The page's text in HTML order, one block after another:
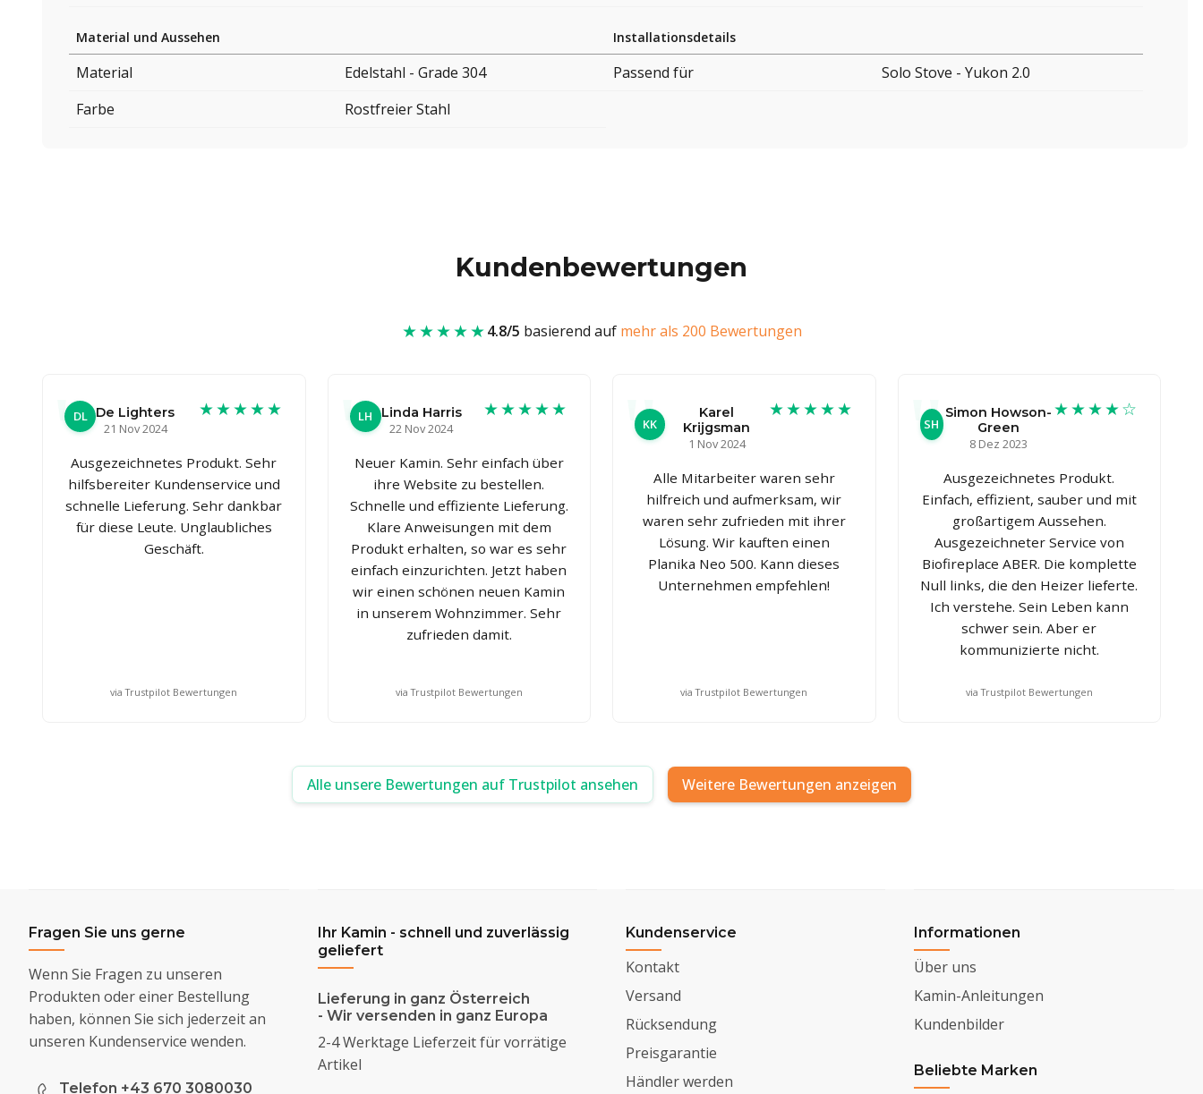
Material und Aussehen
Material
Edelstahl - Grade 304
Farbe
Rostfreier Stahl
Installationsdetails
Passend für Solo Stove - Yukon 2.0
Kundenbewertungen
★★★★★4.8/5 basierend auf mehr als 200 Bewertungen
DL De Lighters
21 Nov 2024
★★★★★
Ausgezeichnetes Produkt. Sehr
hilfsbereiter Kundenservice und
schnelle Lieferung. Sehr dankbar
für diese Leute. Unglaubliches
Geschäft.
via Trustpilot Bewertungen
LH Linda Harris
22 Nov 2024
★★★★★
Neuer Kamin. Sehr einfach über
ihre Website zu bestellen.
Schnelle und effiziente Lieferung.
Klare Anweisungen mit dem
Produkt erhalten, so war es sehr
einfach einzurichten. Jetzt haben
wir einen schönen neuen Kamin
in unserem Wohnzimmer. Sehr
zufrieden damit.
via Trustpilot Bewertungen
KK
Karel
Krijgsman
1 Nov 2024
★★★★★
Alle Mitarbeiter waren sehr
hilfreich und aufmerksam, wir
waren sehr zufrieden mit ihrer
Lösung. Wir kauften einen
Planika Neo 500. Kann dieses
Unternehmen empfehlen!
via Trustpilot Bewertungen
SH
Simon Howson-
Green
8 Dez 2023
★★★★☆
Ausgezeichnetes Produkt.
Einfach, effizient, sauber und mit
großartigem Aussehen.
Ausgezeichneter Service von
Biofireplace ABER. Die komplette
Null links, die den Heizer lieferte.
Ich verstehe. Sein Leben kann
schwer sein. Aber er
kommunizierte nicht.
via Trustpilot Bewertungen
Alle unsere Bewertungen auf Trustpilot ansehen Weitere Bewertungen anzeigen
Fragen Sie uns gerne
Wenn Sie Fragen zu unseren
Produkten oder einer Bestellung
haben, können Sie sich jederzeit an
unseren Kundenservice wenden.
Telefon +43 670 3080030
Ihr Kamin - schnell und zuverlässig
geliefert
Lieferung in ganz Österreich
- Wir versenden in ganz Europa
2-4 Werktage Lieferzeit für vorrätige
Artikel
Kundenservice
Kontakt
Versand
Rücksendung
Preisgarantie
Händler werden
Informationen
Über uns
Kamin-Anleitungen
Kundenbilder
Beliebte Marken